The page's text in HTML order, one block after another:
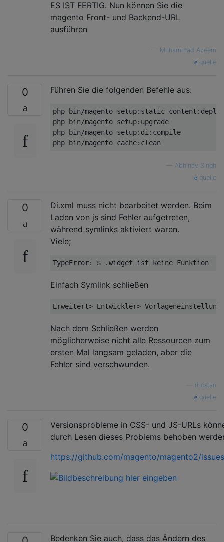
ES IST FERTIG. Nun können Sie die
magento Front- und Backend-URL
ausführen
Muhammad Azeem
quelle
0 Führen Sie die folgenden Befehle aus:
php bin/magento setup: static-content :
php bin/magento setup: upgrade
php bin/magento setup: di : compile
php bin/magento cache: clean
Abhinav Singh
quelle
0
Di.xml muss nicht bearbeitet werden. Beim
Laden von js sind Fehler aufgetreten,
während symlinks aktiviert waren.
Viele;
TypeError: $ .widget ist keine Funktion
Einfach Symlink schließen
Erweitert> Entwickler>
Nach dem Schließen werden
möglicherweise nicht alle Ressourcen zum
ersten Mal langsam geladen, aber die
Fehler sind verschwunden.
rbostan
quelle
0
Versionsprobleme in CSS- und JS-URLs
durch Lesen dieses Problems behoben
https://github.com/magento/magento2/
Bedenken Sie auch, dass das Ändern des